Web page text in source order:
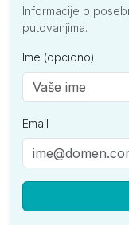
Informacije o
putovanjima.
Ime (opciono)
Email